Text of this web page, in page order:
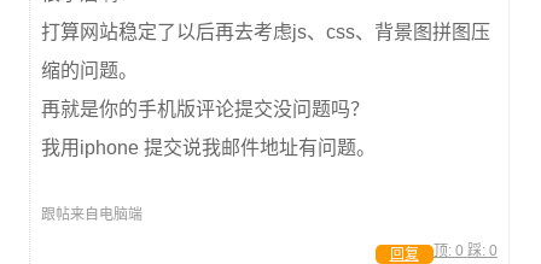
打算网站稳定了以后再去考虑js、css、背景图拼图压
缩的问题。
再就是你的手机版评论提交没问题吗？
我用iphone 提交说我邮件地址有问题。
跟帖来自电脑端
顶: 0 踩: 0
回复